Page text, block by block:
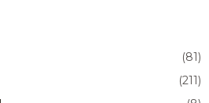
(81)
(211)